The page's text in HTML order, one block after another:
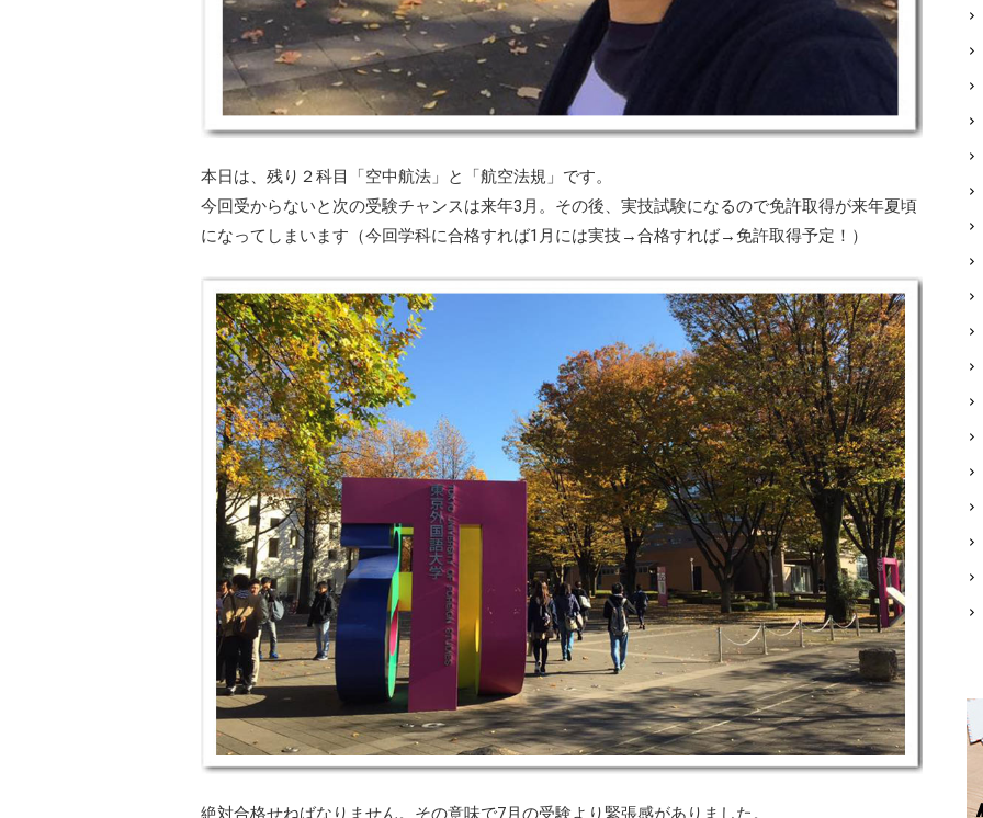
本日は、残り２科目「空中航法」と「航空法規」です。
今回受からないと次の受験チャンスは来年3月。その後、実技試験になるので免許取得が来年夏頃
になってしまいます（今回学科に合格すれば1月には実技→合格すれば→免許取得予定！）
絶対合格せねばなりません。その意味で7月の受験より緊張感がありました。